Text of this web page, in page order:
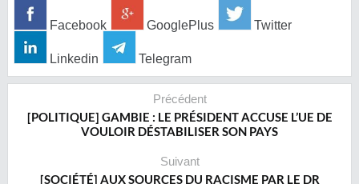
Facebook GooglePlus Twitter
Linkedin Telegram
Précédent
‎[POLITIQUE] GAMBIE : LE PRÉSIDENT ACCUSE L’UE DE
VOULOIR DÉSTABILISER SON PAYS
Suivant
[SOCIÉTÉ] AUX SOURCES DU RACISME PAR LE DR